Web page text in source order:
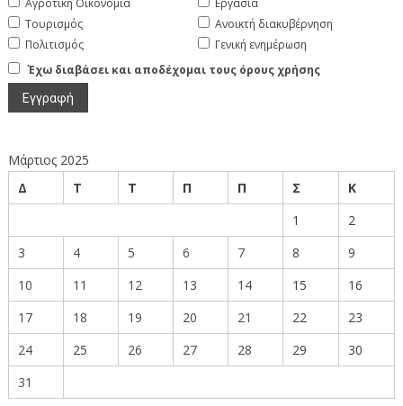
Τουρισμός
Πολιτισμός
Ανοικτή διακυβέρνηση
Γενική ενημέρωση
Έχω διαβάσει και αποδέχομαι τους όρους χρήσης
Μάρτιος 2025
Δ
Τ Τ Π Π Σ
Κ
1
2
3
4 5 6 7 8
9
10
11 12 13 14 15
16
17
18 19 20 21 22
23
24
25 26 27 28 29
30
31